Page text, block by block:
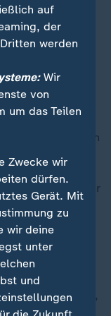
Menschen
und Tod
sein Kollege
hatten in
ausgelöste
an und sei
Prozesses in der
berichteten
Anschlag sie
zwar eingeräumt,
gefahren zu
auf
der
werden
Wir
von
um das Teilen
Zwecke wir
dürfen.
Gerät. Mit
zu
wir deine
unter
und